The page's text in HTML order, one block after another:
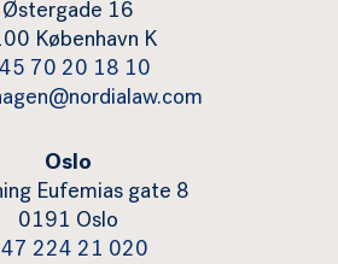
Østergade 16
København K
70 20 18 10
Oslo
Eufemias gate 8
0191 Oslo
224 21 020